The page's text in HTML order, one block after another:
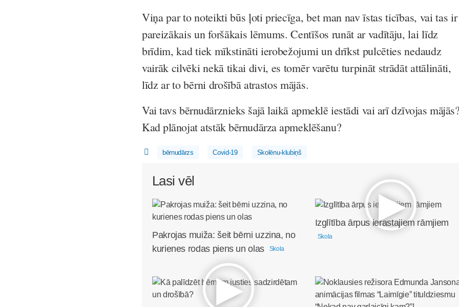
Viņa par to noteikti būs ļoti priecīga, bet man nav īstas ticības, vai tas ir
pareizākais un foršākais lēmums. Centīšos runāt ar vadītāju, lai līdz
brīdim, kad tiek mīkstināti ierobežojumi un drīkst pulcēties nedaudz
vairāk cilvēki nekā tikai divi, es tomēr varētu turpināt strādāt attālināti,
līdz ar to bērni drošībā atrastos mājās.
Vai tavs bērnudārznieks šajā laikā apmeklē iestādi vai arī dzīvojas
Kad plānojat atstāk bērnudārza apmeklēšanu?
bērnudārzs Covid-19 Skolēnu-klubiņš
Lasi vēl
Pakrojas muiža: šeit bērni uzzina, no
kurienes rodas piens un olas
Skola
Izglītība ārpus ierastajiem rāmjiem
Skola